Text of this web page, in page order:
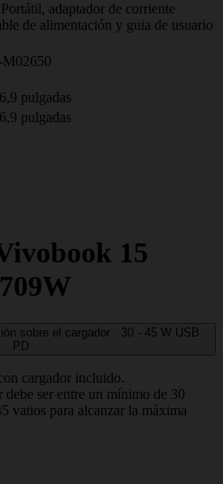
adaptador de corriente
de alimentación y guia de usuario
pulgadas
pulgadas
15
sobre el cargador 30 - 45 W USB
PD
cargador incluido.
ser entre un mínimo de 30
vatios para alcanzar la máxima